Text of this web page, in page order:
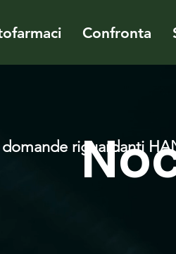
Confronta
domande riguardanti